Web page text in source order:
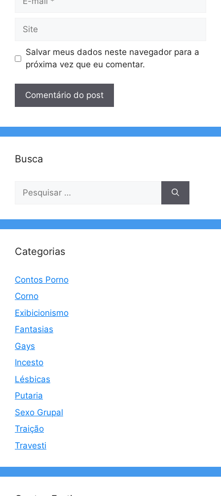
Site
Salvar meus dados neste navegador para a
próxima vez que eu comentar.
Busca
por:
Categorias
Contos Porno
Corno
Exibicionismo
Fantasias
Gays
Incesto
Lésbicas
Putaria
Sexo Grupal
Traição
Travesti